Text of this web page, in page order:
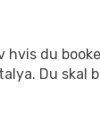
hvis du
Du skal